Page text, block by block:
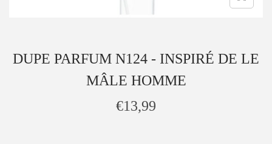
DUPE PARFUM N124 - INSPIRÉ DE LE
MÂLE HOMME
€13,99